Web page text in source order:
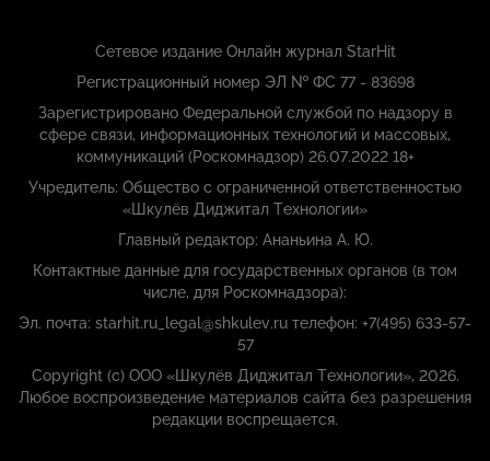
Сетевое издание Онлайн журнал StarHit
Регистрационный номер ЭЛ № ФС 77 - 83698
Зарегистрировано Федеральной службой по надзору в
сфере связи, информационных технологий и массовых,
коммуникаций (Роскомнадзор) 26.07.2022 18+
Учредитель: Общество с ограниченной ответственностью
«Шкулёв Диджитал Технологии»
Главный редактор: Ананьина А. Ю.
Контактные данные для государственных органов (в том
числе, для Роскомнадзора):
Эл. почта: starhit.ru_legal@shkulev.ru телефон: +7(495) 633-57-
57
Copyright (с) ООО «Шкулёв Диджитал Технологии», 2026.
Любое воспроизведение материалов сайта без разрешения
редакции воспрещается.